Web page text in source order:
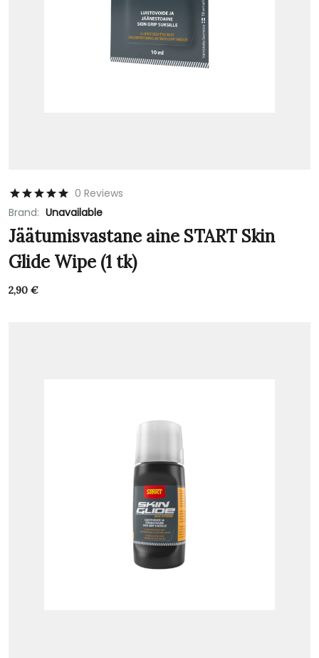
0 Reviews
Brand: Unavailable
Jäätumisvastane aine START Skin
Glide Wipe (1 tk)
2,90 €